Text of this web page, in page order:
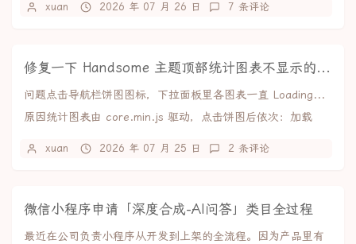
xuan 2026 年 07 月 26 日 7 条评论
修复一下 Handsome 主题顶部统计图表不显示的问题
问题点击导航栏饼图图标，下拉面板里各图表一直 Loading...
原因统计图表由 core.min.js 驱动，点击饼图后依次：加载
xuan 2026 年 07 月 25 日 2 条评论
微信小程序申请「深度合成-AI问答」类目全过程
最近在公司负责小程序从开发到上架的全流程。因为产品里有